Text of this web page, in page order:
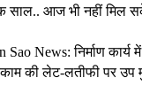
साल.. आज भी नहीं मिल
News: निर्माण कार्य
की लेट-लतीफी पर उप